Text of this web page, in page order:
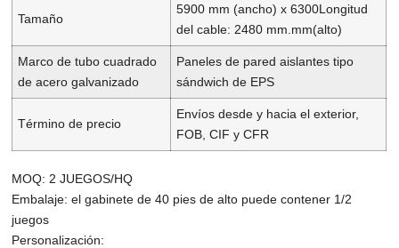
Tamaño
5900 mm (ancho) x 6300Longitud
del cable: 2480 mm. mm(alto)
Marco de tubo cuadrado
de acero galvanizado
Paneles de pared aislantes tipo
sándwich de EPS
Término de precio
Envíos desde y hacia el exterior,
FOB, CIF y CFR
MOQ: 2 JUEGOS/HQ
Embalaje: el gabinete de 40 pies de alto puede contener 1/2
juegos
Personalización: